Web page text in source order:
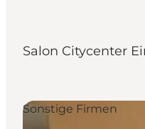
Essen und
Unterkünfte
Salon Citycenter
Sonstige Firmen